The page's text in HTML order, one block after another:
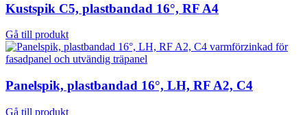
Kustspik C5, plastbandad 16°, RF A4
Gå till produkt
Panelspik, plastbandad 16°, LH, RF A2, C4
Gå till produkt